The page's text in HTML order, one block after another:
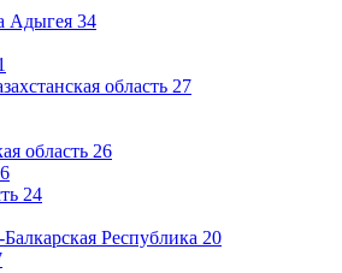
Адыгея 34
область 27
область 26
24
Республика 20